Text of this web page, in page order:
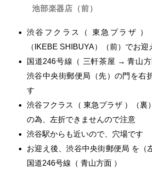
池部楽器店（前）
渋谷フクラス（ 東急プラザ ）
（IKEBE SHIBUYA）（前）でお迎
国道246号線（ 三軒茶屋 → 青山方
渋谷中央街郵便局（先）の門を右
す
渋谷フクラス（ 東急プラザ ）（裏
の為、左折できませんので注意
渋谷駅からも近いので、穴場です
お迎え後、渋谷中央街郵便局 を（
国道246号線（ 青山方面 ）